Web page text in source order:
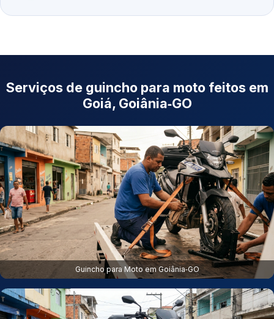
Serviços de guincho para moto feitos em
Goiá, Goiânia‑GO
Guincho para Moto em Goiânia‑GO